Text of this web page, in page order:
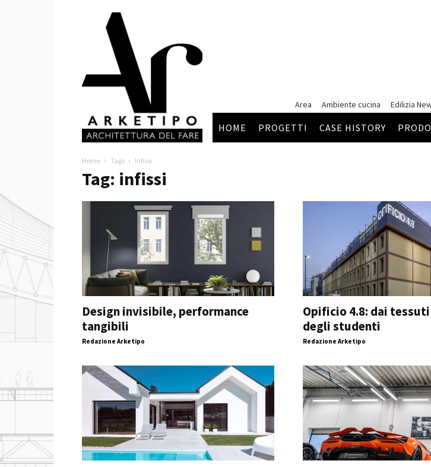
Arketipo
Area
Ambiente cucina Edilizia
HOME PROGETTI CASE HISTORY
Home Tags Infissi
Tag: infissi
Design invisibile, performance
tangibili
Redazione Arketipo
Opificio 4.8: dai tessuti
degli studenti
Redazione Arketipo